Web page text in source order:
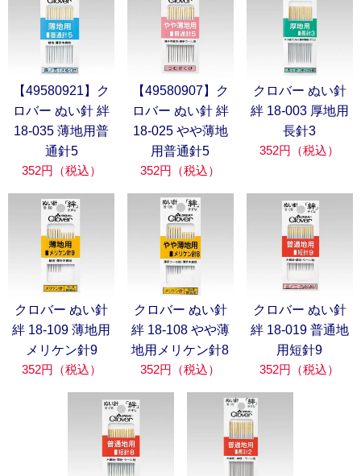
【49580921】ク
ロバー ぬい針 絆
18-035 薄地用普
通針5
352円（税込）
【49580907】ク
ロバー ぬい針 絆
18-025 やや薄地
用普通針5
352円（税込）
クロバー ぬい針
絆 18-003 厚地用
長針3
352円（税込）
クロバー ぬい針
絆 18-109 薄地用
メリケン針9
352円（税込）
クロバー ぬい針
絆 18-108 やや薄
地用メリケン針8
352円（税込）
クロバー ぬい針
絆 18-019 普通地
用短針9
352円（税込）